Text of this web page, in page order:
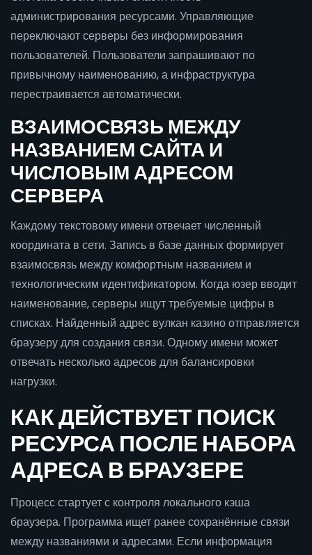
администрирования ресурсами. Управляющие
переключают серверы без информирования
пользователей. Пользователи запрашивают по
привычному наименованию, а инфраструктура
перестраивается автоматически.
ВЗАИМОСВЯЗЬ МЕЖДУ
НАЗВАНИЕМ САЙТА И
ЧИСЛОВЫМ АДРЕСОМ
СЕРВЕРА
Каждому текстовому имени отвечает численный
координата в сети. Запись в базе данных формирует
взаимосвязь между комфортным названием и
технологическим идентификатором. Когда юзер вводит
наименование, серверы ищут требуемые цифры в
списках. Найденный адрес вулкан казино отправляется
браузеру для создания связи. Одному имени может
отвечать несколько адресов для балансировки
нагрузки.
КАК ДЕЙСТВУЕТ ПОИСК
РЕСУРСА ПОСЛЕ НАБОРА
АДРЕСА В БРАУЗЕРЕ
Процесс стартует с контроля локального кэша
браузера. Программа ищет ранее сохранённые связи
между названиями и адресами. Если информация